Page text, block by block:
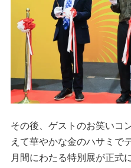
その後、ゲストのお笑いコ
えて華やかな金のハサミで
月間にわたる特別展が正式